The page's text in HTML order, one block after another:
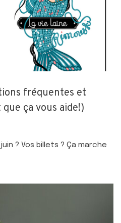
fréquentes et
ça vous aide!)
? Vos billets ? Ça marche